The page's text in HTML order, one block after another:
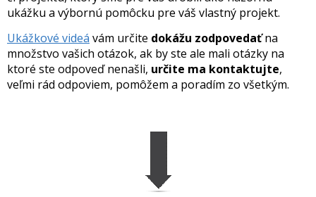
ukážku a výbornú pomôcku pre váš vlastný projekt.
Ukážkové videá vám určite dokážu zodpovedaťna
množstvo vašich otázok, ak by ste ale mali otázky na
ktoré ste odpoveď nenašli, určite ma kontaktujte,
veľmi rád odpoviem, pomôžem a poradím zo všetkým.